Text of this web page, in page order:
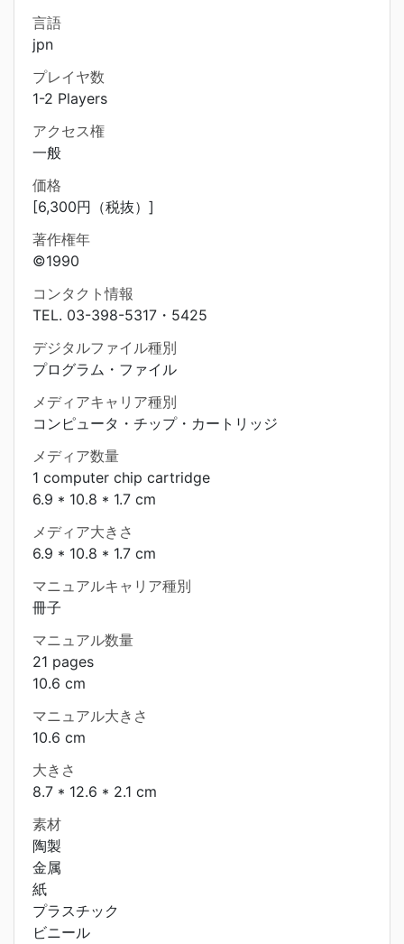
言語
jpn
プレイヤ数
1-2 Players
アクセス権
一般
価格
[6,300円（税抜）]
著作権年
©1990
コンタクト情報
TEL. 03-398-5317・5425
デジタルファイル種別
プログラム・ファイル
メディアキャリア種別
コンピュータ・チップ・カートリッジ
メディア数量
1 computer chip cartridge
6.9 * 10.8 * 1.7 cm
メディア大きさ
6.9 * 10.8 * 1.7 cm
マニュアルキャリア種別
冊子
マニュアル数量
21 pages
10.6 cm
マニュアル大きさ
10.6 cm
大きさ
8.7 * 12.6 * 2.1 cm
素材
陶製
金属
紙
プラスチック
ビニール